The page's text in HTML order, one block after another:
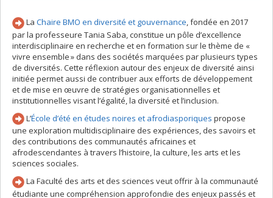
La Chaire BMO en diversité et gouvernance, fondée en 2017
par la professeure Tania Saba, constitue un pôle d’excellence
interdisciplinaire en recherche et en formation sur le thème de «
vivre ensemble » dans des sociétés marquées par plusieurs types
de diversités. Cette réflexion autour des enjeux de diversité ainsi
initiée permet aussi de contribuer aux efforts de développement
et de mise en œuvre de stratégies organisationnelles et
institutionnelles visant l’égalité, la diversité et l’inclusion.
L’École d’été en études noires et afrodiasporiques propose
une exploration multidisciplinaire des expériences, des savoirs et
des contributions des communautés africaines et
afrodescendantes à travers l’histoire, la culture, les arts et les
sciences sociales.
La Faculté des arts et des sciences veut offrir à la communauté
étudiante une compréhension approfondie des enjeux passés et